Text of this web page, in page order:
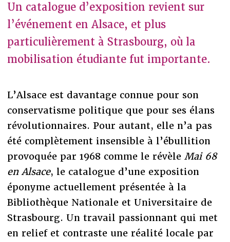
Un catalogue d’exposition revient sur
l’événement en Alsace, et plus
particulièrement à Strasbourg, où la
mobilisation étudiante fut importante.
L’Alsace est davantage connue pour son
conservatisme politique que pour ses élans
révolutionnaires. Pour autant, elle n’a pas
été complètement insensible à l’ébullition
provoquée par 1968 comme le révèle Mai 68
en Alsace, le catalogue d’une exposition
éponyme actuellement présentée à la
Bibliothèque Nationale et Universitaire de
Strasbourg. Un travail passionnant qui met
en relief et contraste une réalité locale par